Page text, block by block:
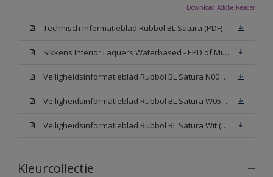
Download Adobe Reader
Technisch Informatieblad Rubbol BL Satura (PDF)
Sikkens Interior Laquers Waterbased - EPD of Milieuproductverklaring
Veiligheidsinformatieblad Rubbol BL Satura N00 (MSDS)
Veiligheidsinformatieblad Rubbol BL Satura W05 (MSDS)
Veiligheidsinformatieblad Rubbol BL Satura Wit (MSDS)
Kleurcollectie